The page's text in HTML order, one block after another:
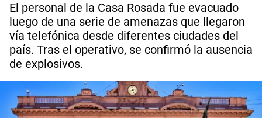
El personal de la Casa Rosada fue evacuado
luego de una serie de amenazas que llegaron
vía telefónica desde diferentes ciudades del
país. Tras el operativo, se confirmó la ausencia
de explosivos.